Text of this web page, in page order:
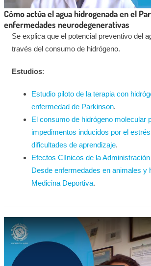
Cómo actúa el agua hidrogenada en el
enfermedades neurodegenerativas
Se explica que el potencial preventivo del
través del consumo de hidrógeno.
Estudios:
Estudio piloto de la terapia con
enfermedad de Parkinson.
El consumo de hidrógeno molecular
impedimentos inducidos por el
dificultades de aprendizaje.
Efectos Clínicos de la
Desde enfermedades en animales y
Medicina Deportiva.